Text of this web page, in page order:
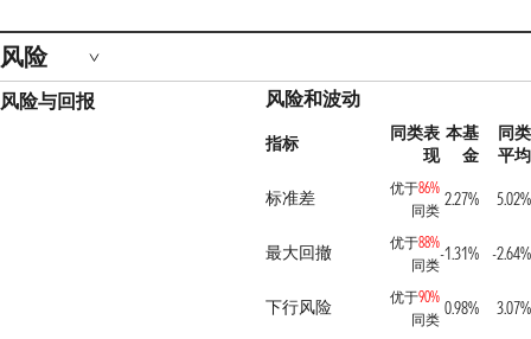
风险
风险与回报 风险和波动
指标
同类表
现
本基
金
同类
平均
标准差
优于86%
同类
2.27% 5.02%
最大回撤 优于88%
同类
-1.31% -2.64%
下行风险 优于90%
同类
0.98% 3.07%